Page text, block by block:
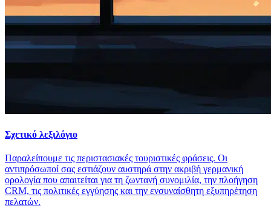
Σχετικό λεξιλόγιο
Παραλείπουμε τις περιστασιακές τουριστικές φράσεις. Οι
αντιπρόσωποί σας εστιάζουν αυστηρά στην ακριβή γερμανική
ορολογία που απαιτείται για τη ζωντανή συνομιλία, την πλοήγηση
CRM, τις πολιτικές εγγύησης και την ενσυναίσθητη εξυπηρέτηση
πελατών.